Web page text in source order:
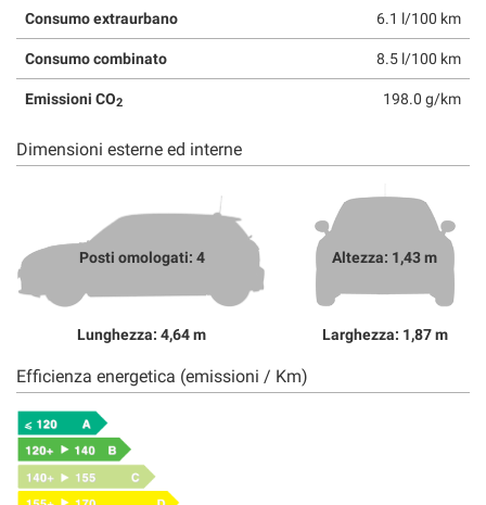
Consumo extraurbano 6.1 l/100 km
Consumo combinato 8.5 l/100 km
Emissioni CO2 198.0 g/km
Dimensioni esterne ed interne
Posti omologati: 4
Lunghezza: 4,64 m
Altezza: 1,43 m
Larghezza: 1,87 m
Efficienza energetica (emissioni / Km)